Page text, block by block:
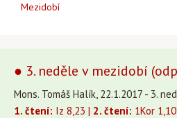
Mezidobí
● 3. neděle v mezidobí
Mons. Tomáš Halík, 22.1.2017 - 3.
1. čtení: Iz 8,23 | 2. čtení: 1Kor